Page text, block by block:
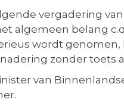
vergadering
algemeen belang
wordt
zonder toets
van